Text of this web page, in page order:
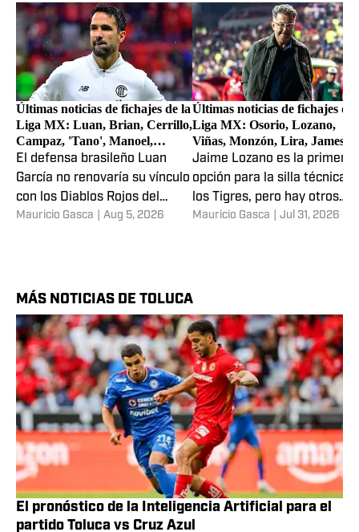
Últimas noticias de fichajes de la
Liga MX: Luan, Brian, Cerrillo,
Campaz, 'Tano', Manoel,
Valero, Sarrafiore y más
El defensa brasileño Luan
García no renovaría su vínculo
con los Diablos Rojos del
Toluca y ya estaría en
Mauricio Gasca Aug 5, 2026
Últimas noticias de fichajes de
Liga MX: Osorio, Lozano,
Viñas, Monzón, Lira, James,
Mora, Purata, Rossi y más
Jaime Lozano es la primera
opción para la silla técnica
los Tigres, pero hay otros
opciones como el
Mauricio Gasca Jul 31, 2026
MÁS NOTICIAS DE TOLUCA
El pronóstico de la Inteligencia Artificial para el
partido Toluca vs Cruz Azul